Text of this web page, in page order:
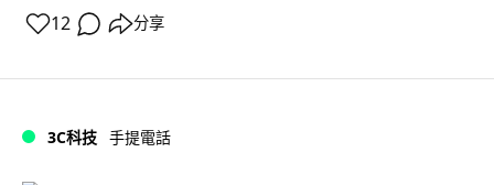
12 分享
3C科技 手提電話